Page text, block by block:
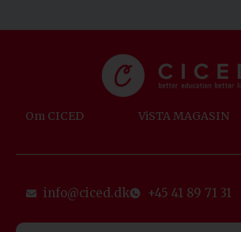
Om CICED ViSTA MAGASIN
info@ciced.dk +45 41 89 71 31